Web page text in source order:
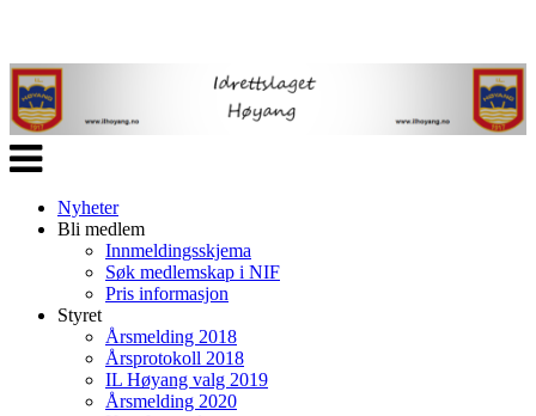
Veksle
navigasjon
Nyheter
Bli medlem
Innmeldingsskjema
Søk medlemskap i NIF
Pris informasjon
Styret
Årsmelding 2018
Årsprotokoll 2018
IL Høyang valg 2019
Årsmelding 2020